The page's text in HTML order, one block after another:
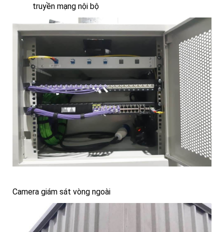
truyền mạng nội bộ
Camera giám sát vòng ngoài